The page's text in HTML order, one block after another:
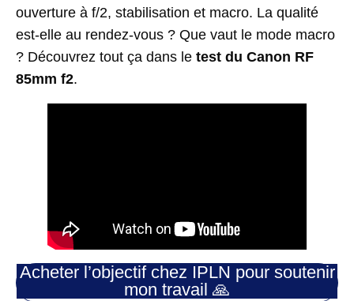
ouverture à f/2, stabilisation et macro. La qualité
est-elle au rendez-vous ? Que vaut le mode macro
? Découvrez tout ça dans le test du Canon RF
85mm f2.
Acheter l’objectif chez IPLN pour soutenir
mon travail 🙏